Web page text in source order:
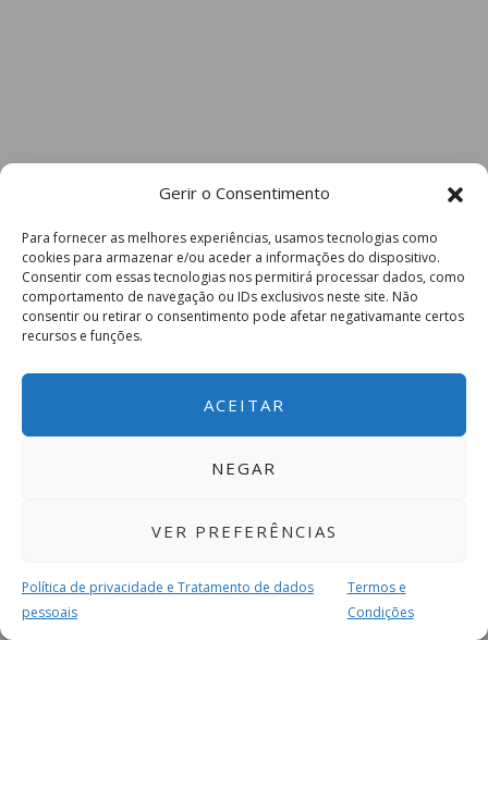
Gerir o Consentimento
Para fornecer as melhores experiências, usamos tecnologias como
cookies para armazenar e/ou aceder a informações do dispositivo.
Consentir com essas tecnologias nos permitirá processar dados, como
comportamento de navegação ou IDs exclusivos neste site. Não
consentir ou retirar o consentimento pode afetar negativamante certos
recursos e funções.
ACEITAR
NEGAR
VER PREFERÊNCIAS
Política de privacidade e Tratamento de dados
pessoais
Termos e
Condições